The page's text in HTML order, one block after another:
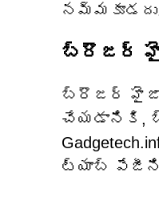
బ్రౌజర్
బ్రౌజర్
చేయడానికి,
ట్యాబ్ పేజీని